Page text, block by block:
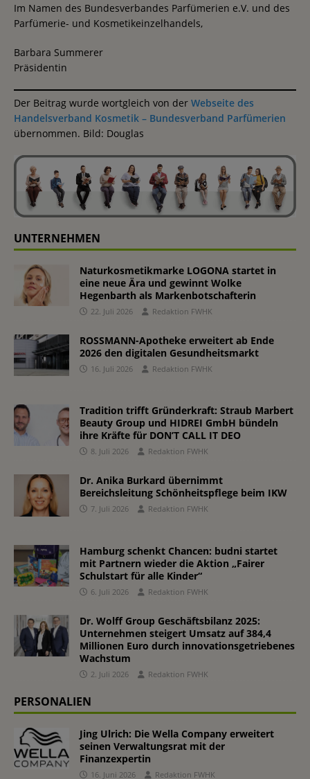
Im Namen des Bundesverbandes Parfümerien e.V. und des
Parfümerie- und Kosmetikeinzelhandels,
Barbara Summerer
Präsidentin
Der Beitrag wurde wortgleich von der Webseite des
Handelsverband Kosmetik – Bundesverband Parfümerien
übernommen. Bild: Douglas
UNTERNEHMEN
Naturkosmetikmarke LOGONA startet in
eine neue Ära und gewinnt Wolke
Hegenbarth als Markenbotschafterin
22. Juli 2026 Redaktion FWHK
ROSSMANN-Apotheke erweitert ab Ende
2026 den digitalen Gesundheitsmarkt
16. Juli 2026 Redaktion FWHK
Tradition trifft Gründerkraft: Straub Marbert
Beauty Group und HIDREI GmbH bündeln
ihre Kräfte für DON’T CALL IT DEO
8. Juli 2026 Redaktion FWHK
Dr. Anika Burkard übernimmt
Bereichsleitung Schönheitspflege beim IKW
7. Juli 2026 Redaktion FWHK
Hamburg schenkt Chancen: budni startet
mit Partnern wieder die Aktion „Fairer
Schulstart für alle Kinder“
6. Juli 2026 Redaktion FWHK
Dr. Wolff Group Geschäftsbilanz 2025:
Unternehmen steigert Umsatz auf 384,4
Millionen Euro durch innovationsgetriebenes
Wachstum
2. Juli 2026 Redaktion FWHK
PERSONALIEN
Jing Ulrich: Die Wella Company erweitert
seinen Verwaltungsrat mit der
Finanzexpertin
16. Juni 2026 Redaktion FWHK